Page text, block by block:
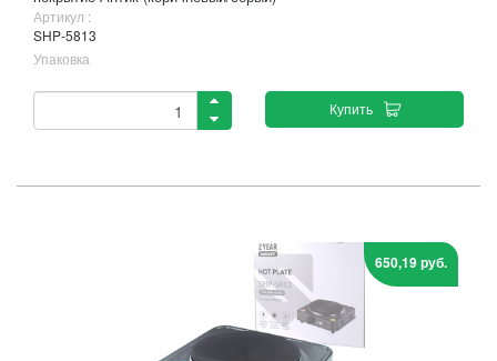
Артикул :
SHP-5813
Упаковка
Купить
650,19 руб.